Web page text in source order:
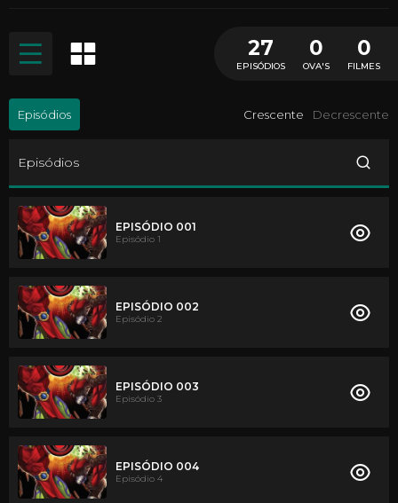
27
EPISÓDIOS
0
OVA'S
0
FILMES
Episódios Crescente Decrescente
Episódios
EPISÓDIO 001
Episódio 1
EPISÓDIO 002
Episódio 2
EPISÓDIO 003
Episódio 3
EPISÓDIO 004
Episódio 4